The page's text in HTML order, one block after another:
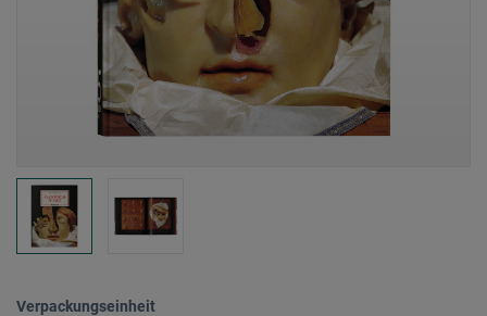
Verpackungseinheit